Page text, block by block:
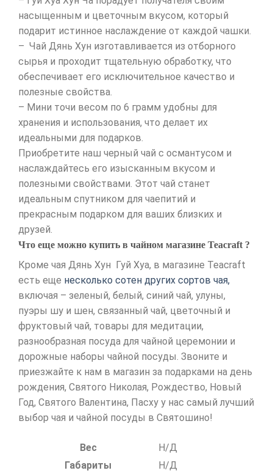
насыщенным и цветочным вкусом, который
подарит истинное наслаждение от каждой чашки.
– Чай Дянь Хун изготавливается из отборного
сырья и проходит тщательную обработку, что
обеспечивает его исключительное качество и
полезные свойства.
– Мини точи весом по 6 грамм удобны для
хранения и использования, что делает их
идеальными для подарков.
Приобретите наш черный чай с османтусом и
наслаждайтесь его изысканным вкусом и
полезными свойствами. Этот чай станет
идеальным спутником для чаепитий и
прекрасным подарком для ваших близких и
друзей.
Что еще можно купить в чайном магазине Teacraft ?
Кроме чая Дянь Хун Гуй Хуа, в магазине Teacraft
есть еще несколько сотен других сортов чая,
включая – зеленый, белый, синий чай, улуны,
пуэры шу и шен, связанный чай, цветочный и
фруктовый чай, товары для медитации,
разнообразная посуда для чайной церемонии и
дорожные наборы чайной посуды. Звоните и
приезжайте к нам в магазин за подарками на день
рождения, Святого Николая, Рождество, Новый
Год, Святого Валентина, Пасху у нас самый лучший
выбор чая и чайной посуды в Святошино!
Вес
Н/Д
Габариты
Н/Д